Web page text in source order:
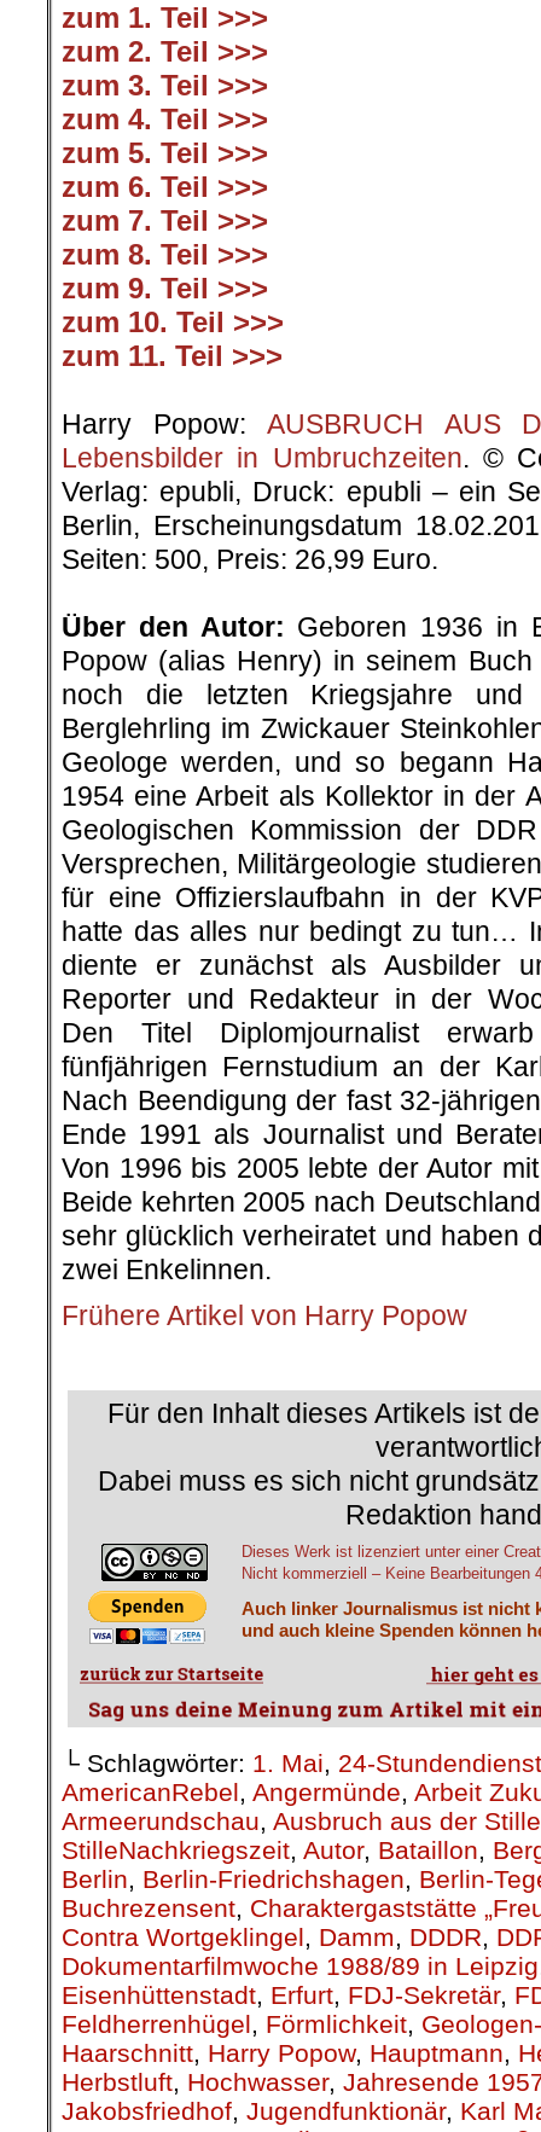
zum 1. Teil >>>
zum 2. Teil >>>
zum 3. Teil >>>
zum 4. Teil >>>
zum 5. Teil >>>
zum 6. Teil >>>
zum 7. Teil >>>
zum 8. Teil >>>
zum 9. Teil >>>
zum 10. Teil >>>
zum 11. Teil >>>
Harry Popow: AUSBRUCH AUS
Lebensbilder in Umbruchzeiten. ©
Verlag: epubli, Druck: epubli – ein
Berlin, Erscheinungsdatum
Seiten: 500, Preis: 26,99 Euro.
Über den Autor: Geboren 1936 in
Popow (alias Henry) in seinem Buch
noch die letzten Kriegsjahre
Berglehrling im Zwickauer
Geologe werden, und so begann
1954 eine Arbeit als Kollektor in der
Geologischen Kommission der
Versprechen, Militärgeologie
für eine Offizierslaufbahn in der
hatte das alles nur bedingt zu tun…
diente er zunächst als Ausbilder
Reporter und Redakteur in der
Den Titel Diplomjournalist
fünfjährigen Fernstudium an der
Nach Beendigung der fast 32-
Ende 1991 als Journalist und
Von 1996 bis 2005 lebte der Autor
Beide kehrten 2005 nach
sehr glücklich verheiratet und haben
zwei Enkelinnen.
Frühere Artikel von Harry Popow
Für den Inhalt dieses Artikels ist
Dabei muss es sich nicht
Redaktion
Dieses Werk ist lizenziert unter einer
Nicht kommerziell – Keine Bearbeitungen
Auch linker Journalismus ist nicht
und auch kleine Spenden können
└ Schlagwörter: 1. Mai, 24-Stundendienst
AmericanRebel, Angermünde, Arbeit
Armeerundschau, Ausbruch aus der Stille
StilleNachkriegszeit, Autor, Bataillon,
Berlin, Berlin-Friedrichshagen, Berlin-
Buchrezensent, Charaktergaststätte
Contra Wortgeklingel, Damm, DDDR,
Dokumentarfilmwoche 1988/89 in Leipzig
Eisenhüttenstadt, Erfurt, FDJ-Sekretär,
Feldherrenhügel, Förmlichkeit,
Haarschnitt, Harry Popow, Hauptmann,
Herbstluft, Hochwasser, Jahresende
Jakobsfriedhof, Jugendfunktionär, Karl